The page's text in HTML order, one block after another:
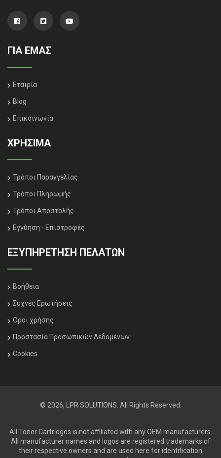
ΓΙΑ ΕΜΑΣ
Εταιρία
Blog
Επικοινωνία
ΧΡΗΣΙΜΑ
Τρόποι Παραγγελίας
Τρόποι Πληρωμής
Τρόποι Αποστολής
Εγγύηση - Επιστροφές
ΕΞΥΠΗΡΈΤΗΣΗ ΠΕΛΑΤΏΝ
Βοήθεια
Συχνές Ερωτήσεις
Όροι χρήσης
Προστασία Προσωπικών Δεδομένων
Cookies
© 2026, LPR SOLUTIONS. All Rights Reserved.
All Toner Cartridges is not affiliated with any OEM manufacturers.
All manufacturer names and logos are registered trademarks of
their respective owners and are used here for identification